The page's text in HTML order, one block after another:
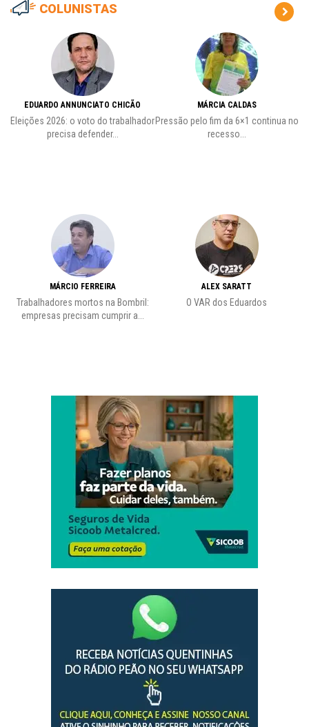
COLUNISTAS
EDUARDO ANNUNCIATO CHICÃO
Eleições 2026: o voto do trabalhador
precisa defender...
MÁRCIO FERREIRA
Trabalhadores mortos na Bombril:
empresas precisam cumprir a...
MÁRCIA CALDAS
Pressão pelo fim da 6×1 continua no
recesso...
ALEX SARATT
​O VAR dos Eduardos